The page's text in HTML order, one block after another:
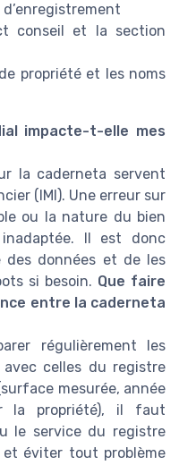
d’enregistrement
conseil et la section
propriété et les noms
impacte-t-elle mes
la caderneta servent
(IMI). Une erreur sur
ou la nature du bien
Il est donc
des données et de les
si besoin. Que faire
entre la caderneta
régulièrement les
celles du registre
mesurée, année
la propriété), il faut
le service du registre
éviter tout problème